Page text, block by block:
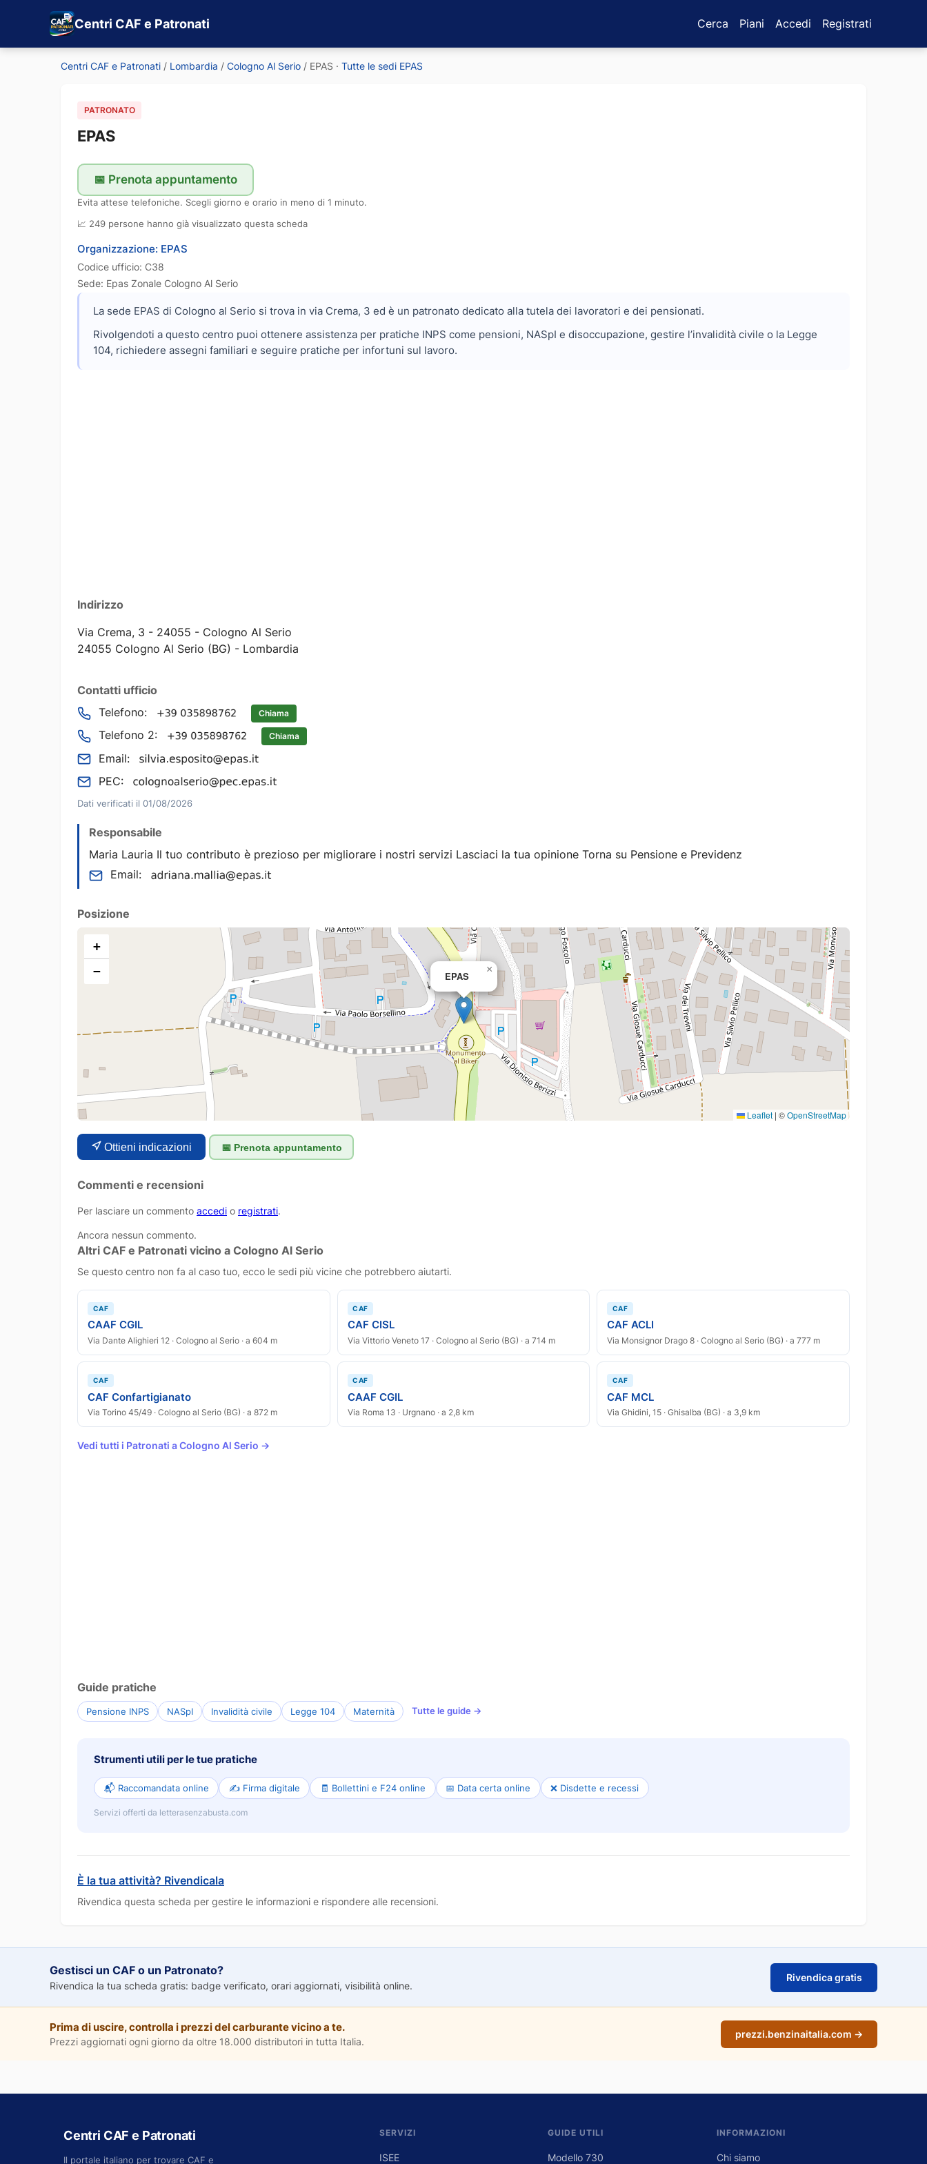
Centri CAF e Patronati Cerca Piani Accedi Registrati
Centri CAF e Patronati / Lombardia / Cologno Al Serio / EPAS · Tutte le sedi EPAS
PATRONATO
EPAS
📅 Prenota appuntamento
Evita attese telefoniche. Scegli giorno e orario in meno di 1 minuto.
📈 249 persone hanno già visualizzato questa scheda
Organizzazione: EPAS
Codice ufficio: C38
Sede: Epas Zonale Cologno Al Serio
La sede EPAS di Cologno al Serio si trova in via Crema, 3 ed è un patronato dedicato alla tutela dei lavoratori e dei pensionati.
Rivolgendoti a questo centro puoi ottenere assistenza per pratiche INPS come pensioni, NASpI e disoccupazione, gestire l’invalidità civile o la Legge
104, richiedere assegni familiari e seguire pratiche per infortuni sul lavoro.
Indirizzo
Via Crema, 3 - 24055 - Cologno Al Serio
24055 Cologno Al Serio (BG) - Lombardia
Contatti ufficio
Telefono:
Chiama
Telefono 2: Chiama
Email:
PEC:
Dati verificati il 01/08/2026
Responsabile
Maria Lauria Il tuo contributo è prezioso per migliorare i nostri servizi Lasciaci la tua opinione Torna su Pensione e Previdenz
Email:
Posizione
EPAS
×
+
−
Leaflet | ©OpenStreetMap
Ottieni indicazioni 📅 Prenota appuntamento
Commenti e recensioni
Per lasciare un commento accedi o registrati.
Ancora nessun commento.
Altri CAF e Patronati vicino a Cologno Al Serio
Se questo centro non fa al caso tuo, ecco le sedi più vicine che potrebbero aiutarti.
CAF
CAAF CGIL
Via Dante Alighieri 12 · Cologno al Serio · a 604 m
CAF
CAF CISL
Via Vittorio Veneto 17 · Cologno al Serio (BG) · a 714 m
CAF
CAF ACLI
Via Monsignor Drago 8 · Cologno al Serio (BG) · a 777 m
CAF
CAF Confartigianato
Via Torino 45/49 · Cologno al Serio (BG) · a 872 m
CAF
CAAF CGIL
Via Roma 13 · Urgnano · a 2,8 km
CAF
CAF MCL
Via Ghidini, 15 · Ghisalba (BG) · a 3,9 km
Vedi tutti i Patronati a Cologno Al Serio →
Guide pratiche
Pensione INPS NASpI Invalidità civile Legge 104 Maternità Tutte le guide →
Strumenti utili per le tue pratiche
📬 Raccomandata online ✍️ Firma digitale 🧾 Bollettini e F24 online 📅 Data certa online ❌ Disdette e recessi
Servizi offerti da letterasenzabusta.com
È la tua attività? Rivendicala
Rivendica questa scheda per gestire le informazioni e rispondere alle recensioni.
Gestisci un CAF o un Patronato?
Rivendica la tua scheda gratis: badge verificato, orari aggiornati, visibilità online.
Rivendica gratis
Prima di uscire, controlla i prezzi del carburante vicino a te.
Prezzi aggiornati ogni giorno da oltre 18.000 distributori in tutta Italia.
prezzi.benzinaitalia.com →
Centri CAF e Patronati
Il portale italiano per trovare CAF e
SERVIZI
ISEE
GUIDE UTILI
Modello 730
INFORMAZIONI
Chi siamo